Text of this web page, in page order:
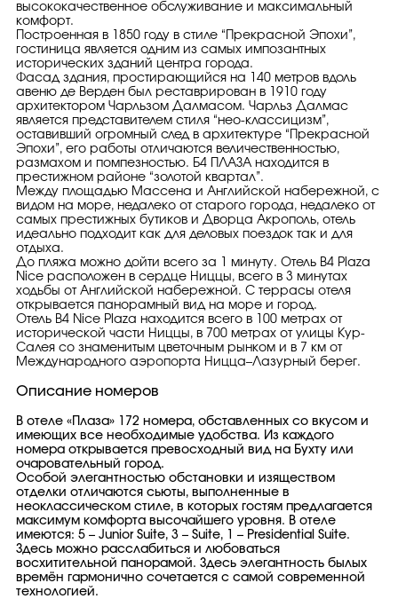
высококачественное обслуживание и максимальный
комфорт.
Построенная в 1850 году в стиле “Прекрасной Эпохи”,
гостиница является одним из самых импозантных
исторических зданий центра города.
Фасад здания, простирающийся на 140 метров вдоль
авеню де Верден был реставрирoван в 1910 году
архитектором Чарльзом Далмасом. Чарльз Далмас
является представителем стиля “нео-классицизм”,
оставивший огромный след в архитектуре “Прекрасной
Эпохи”, его работы отличаются величественностью,
размахом и помпезностью. Б4 ПЛАЗА находится в
престижном районе “золотой квартал”.
Между площадью Массена и Английской набережной, с
видом на море, недалеко от старого города, недалеко от
самых престижных бутиков и Дворца Акрополь, отель
идеально подходит как для деловых поездок так и для
отдыха.
До пляжа можно дойти всего за 1 минуту. Отель B4 Plaza
Nice расположен в сердце Ниццы, всего в 3 минутах
ходьбы от Английской набережной. С террасы отеля
открывается панорамный вид на море и город.
Отель B4 Nice Plaza находится всего в 100 метрах от
исторической части Ниццы, в 700 метрах от улицы Кур-
Салея со знаменитым цветочным рынком и в 7 км от
Международного аэропорта Ницца–Лазурный берег.
Описание номеров
В отеле «Плаза» 172 номера, обставленных со вкусом и
имеющих все необходимые удобства. Из каждого
номера открывается превосходный вид на Бухту или
очаровательный город.
Особой элегантностью обстановки и изяществом
отделки отличаются сьюты, выполненные в
неоклассическом стиле, в которых гостям предлагается
максимум комфорта высочайшего уровня. В отеле
имеются: 5 – Junior Suite, 3 – Suite, 1 – Presidential Suite.
Здесь можно расслабиться и любоваться
восхитительной панорамой. Здесь элегантность былых
времён гармонично сочетается с самой современной
технологией.